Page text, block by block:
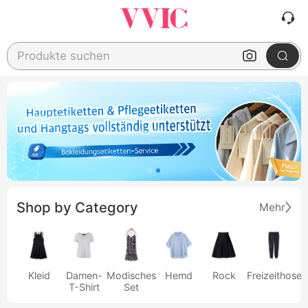
Produkte suchen
Shop by Category Mehr
Kleid
Damen-
T-Shirt
Modisches
Set
Hemd Rock Freizeithose